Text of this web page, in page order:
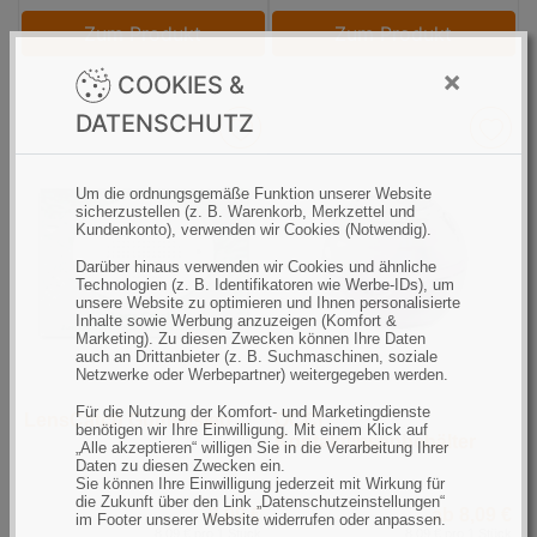
COOKIES &
DATENSCHUTZ
×
Um die ordnungsgemäße Funktion unserer Website
sicherzustellen (z. B. Warenkorb, Merkzettel und
Kundenkonto), verwenden wir Cookies (Notwendig).
Darüber hinaus verwenden wir Cookies und ähnliche
Technologien (z. B. Identifikatoren wie Werbe-IDs), um
unsere Website zu optimieren und Ihnen personalisierte
Inhalte sowie Werbung anzuzeigen (Komfort &
Marketing). Zu diesen Zwecken können Ihre Daten
auch an Drittanbieter (z. B. Suchmaschinen, soziale
Netzwerke oder Werbepartner) weitergegeben werden.
Für die Nutzung der Komfort- und Marketingdienste
benötigen wir Ihre Einwilligung. Mit einem Klick auf
„Alle akzeptieren“ willigen Sie in die Verarbeitung Ihrer
Daten zu diesen Zwecken ein.
Sie können Ihre Einwilligung jederzeit mit Wirkung für
die Zukunft über den Link „Datenschutzeinstellungen“
im Footer unserer Website widerrufen oder anpassen.
Zum Produkt Zum Produkt
LensCatch Gummisieb
8,09 €
OCCI
Kontaktlinsenbehälter
ab 8,09 €